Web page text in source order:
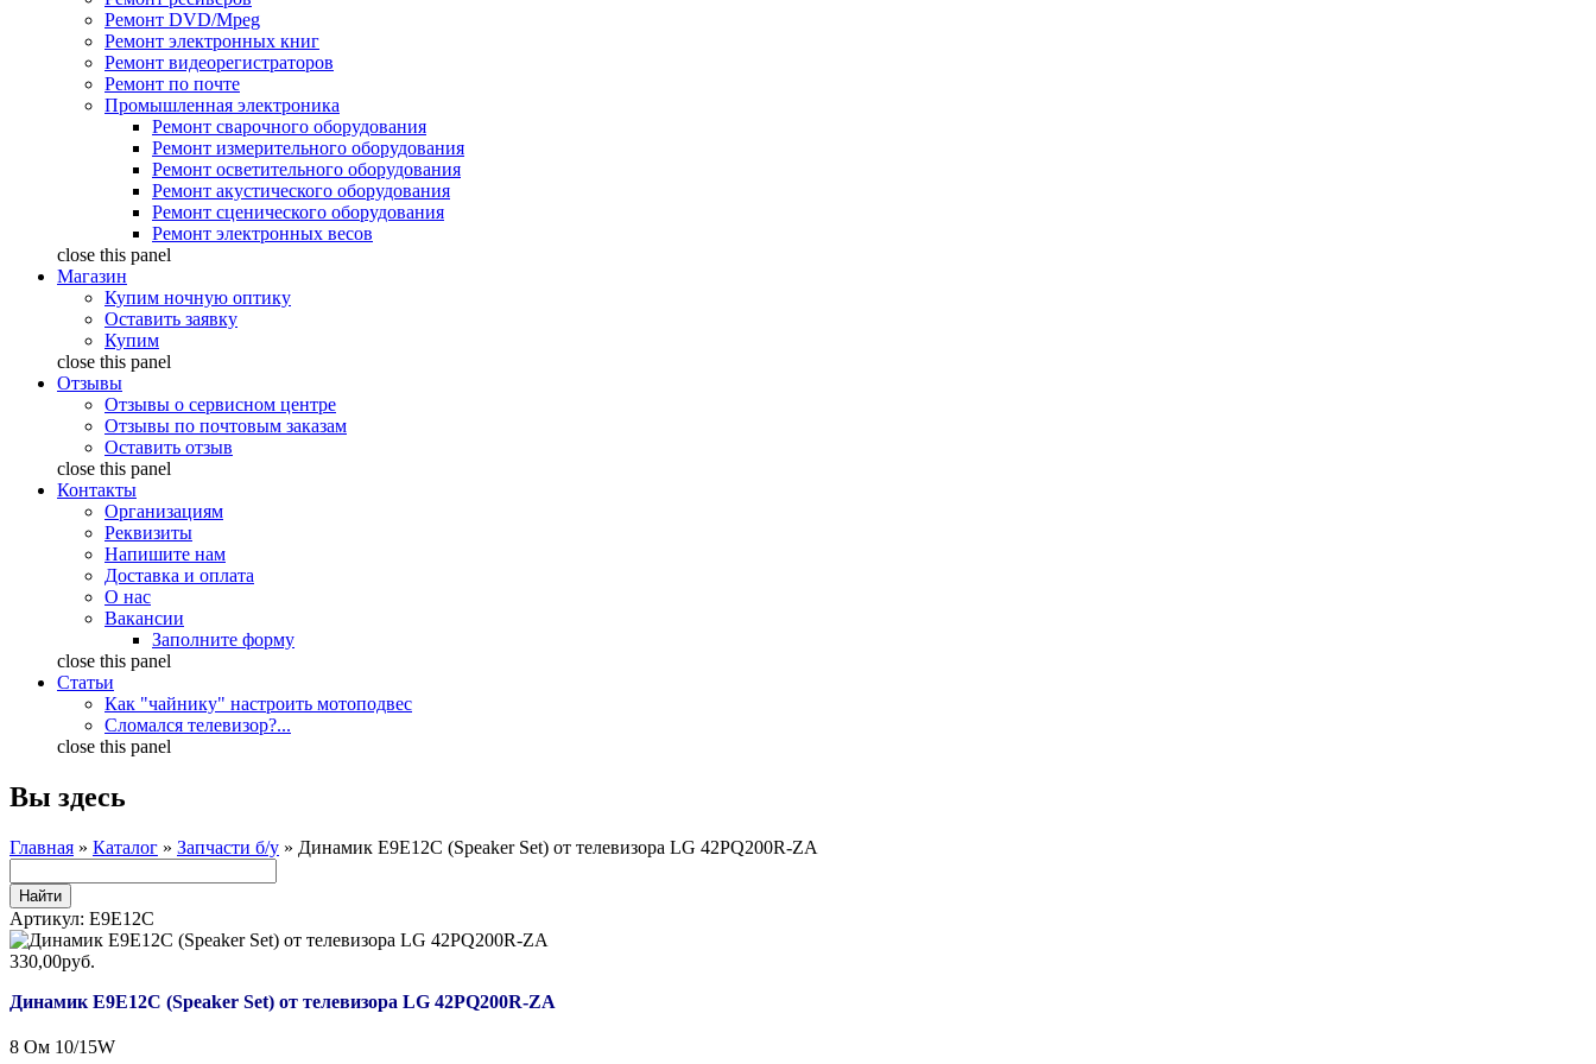
Ремонт DVD/Mpeg
Ремонт электронных книг
Ремонт видеорегистраторов
Ремонт по почте
Промышленная электроника
Ремонт сварочного оборудования
Ремонт измерительного оборудования
Ремонт осветительного оборудования
Ремонт акустического оборудования
Ремонт сценического оборудования
Ремонт электронных весов
close this panel
Магазин
Купим ночную оптику
Оставить заявку
Купим
close this panel
Отзывы
Отзывы о сервисном центре
Отзывы по почтовым заказам
Оставить отзыв
close this panel
Контакты
Организациям
Реквизиты
Напишите нам
Доставка и оплата
О нас
Вакансии
Заполните форму
close this panel
Статьи
Как "чайнику" настроить мотоподвес
Сломался телевизор?...
close this panel
Вы здесь
Главная » Каталог » Запчасти б/у » Динамик E9E12C (Speaker Set) от телевизора LG 42PQ200R-ZA
Артикул: E9E12C
330,00руб.
Динамик E9E12C (Speaker Set) от телевизора LG 42PQ200R-ZA
8 Ом 10/15W